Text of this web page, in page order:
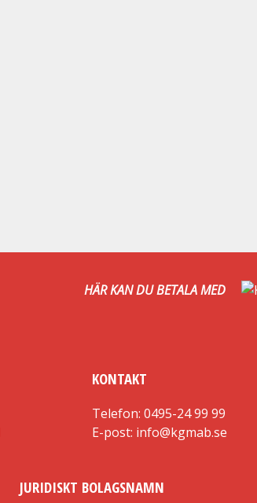
HÄR KAN DU BETALA MED
KONTAKT
Telefon: 0495-24 99 99
E-post: info@kgmab.se
JURIDISKT BOLAGSNAMN